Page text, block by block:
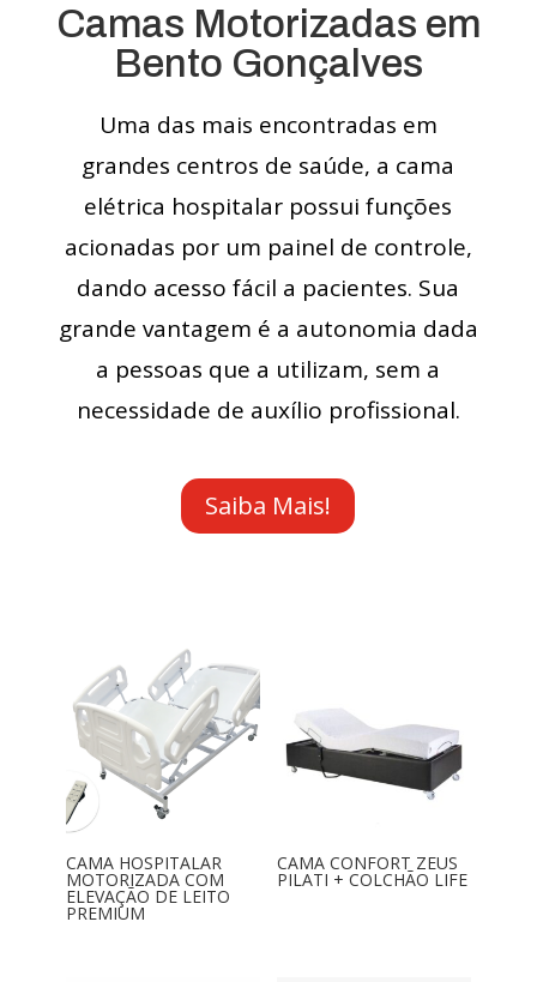
Camas Motorizadas em
Bento Gonçalves
Uma das mais encontradas em
grandes centros de saúde, a cama
elétrica hospitalar possui funções
acionadas por um painel de controle,
dando acesso fácil a pacientes. Sua
grande vantagem é a autonomia dada
a pessoas que a utilizam, sem a
necessidade de auxílio profissional.
Saiba Mais!
CAMA HOSPITALAR
MOTORIZADA COM
ELEVAÇÃO DE LEITO
PREMIUM
CAMA CONFORT ZEUS
PILATI + COLCHÃO LIFE